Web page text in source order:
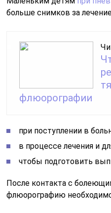
больше снимков за
флюорографии
при поступлении в
в процессе лечения и
чтобы подготовить
После контакта с
флюорографию необходимо